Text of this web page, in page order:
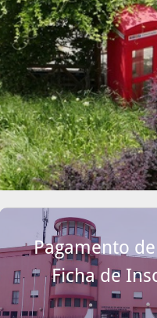
Pagamento
Ficha de